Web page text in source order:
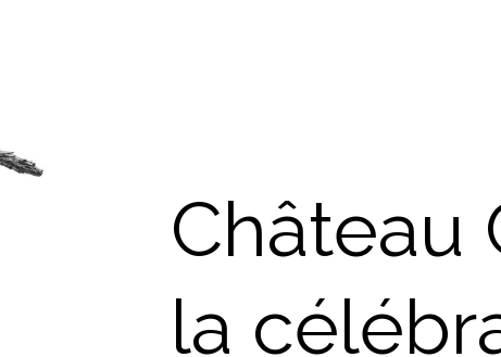
Château
la